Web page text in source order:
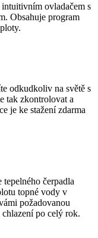
ovladačem s
Obsahuje program
odkudkoliv na světě s
tak zkontrolovat a
je ke stažení zdarma
čerpadla
topné vody v
požadovanou
po celý rok.